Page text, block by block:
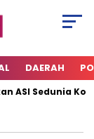
DAERAH
ASI Sedunia